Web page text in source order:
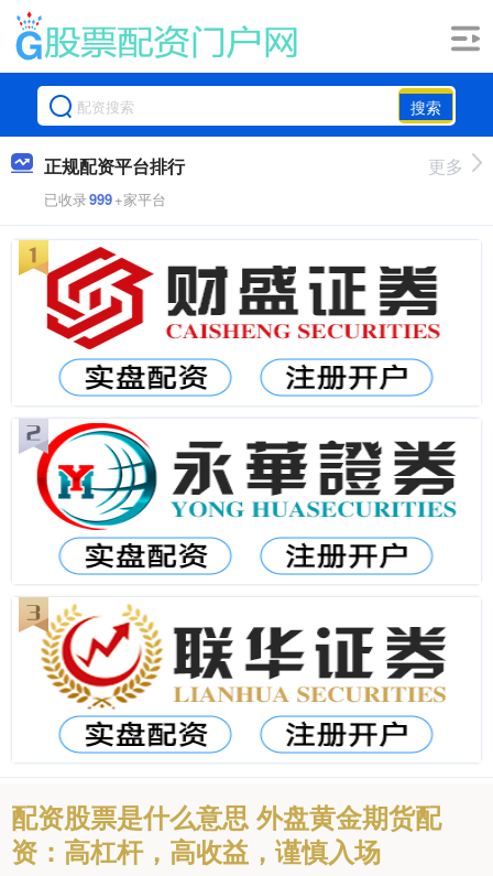
搜索
正规配资平台排行
已收录999+家平台
更多
配资股票是什么意思 外盘黄金期货配
资：高杠杆，高收益，谨慎入场